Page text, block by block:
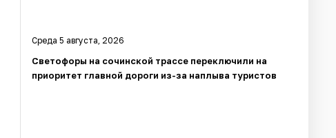
Среда 5 августа, 2026
Светофоры на сочинской трассе переключили на
приоритет главной дороги из-за наплыва туристов